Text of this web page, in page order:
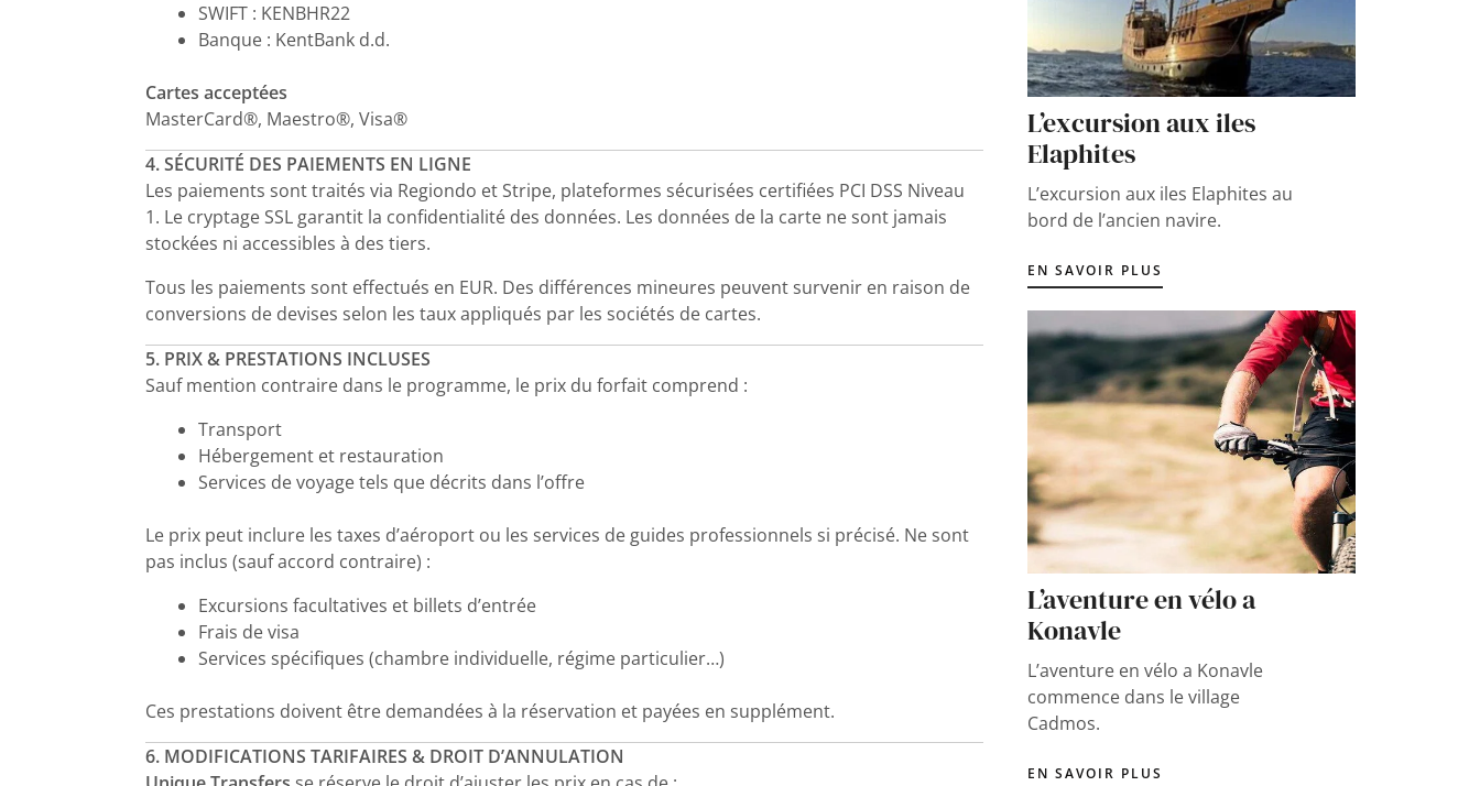
SWIFT : KENBHR22
Banque : KentBank d.d.
Cartes acceptées
MasterCard®, Maestro®, Visa®
4. SÉCURITÉ DES PAIEMENTS EN LIGNE
Les paiements sont traités via Regiondo et Stripe, plateformes sécurisées certifiées PCI DSS Niveau
1. Le cryptage SSL garantit la confidentialité des données. Les données de la carte ne sont jamais
stockées ni accessibles à des tiers.
Tous les paiements sont effectués en EUR. Des différences mineures peuvent survenir en raison de
conversions de devises selon les taux appliqués par les sociétés de cartes.
5. PRIX & PRESTATIONS INCLUSES
Sauf mention contraire dans le programme, le prix du forfait comprend :
Transport
Hébergement et restauration
Services de voyage tels que décrits dans l’offre
Le prix peut inclure les taxes d’aéroport ou les services de guides professionnels si précisé. Ne sont
pas inclus (sauf accord contraire) :
Excursions facultatives et billets d’entrée
Frais de visa
Services spécifiques (chambre individuelle, régime particulier…)
Ces prestations doivent être demandées à la réservation et payées en supplément.
6. MODIFICATIONS TARIFAIRES & DROIT D’ANNULATION
L’excursion aux iles
Elaphites
L’excursion aux iles Elaphites au
bord de l’ancien navire.
EN SAVOIR PLUS
L’aventure en vélo a
Konavle
L’aventure en vélo a Konavle
commence dans le village
Cadmos.
EN SAVOIR PLUS